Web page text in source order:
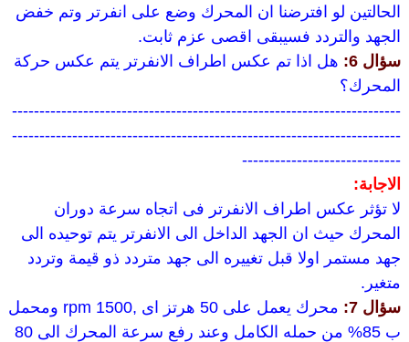
الحالتين لو افترضنا ان المحرك وضع على انفرتر وتم خفض
الجهد والتردد فسيبقى اقصى عزم ثابت.
سؤال 6:
هل اذا تم عكس اطراف الانفرتر يتم عكس حركة
المحرك؟
-----------------------------------------------------------------------
-----------------------------------------------------------------------
-----------------------------
الاجابة:
لا تؤثر عكس اطراف الانفرتر فى اتجاه سرعة دوران
المحرك حيث ان الجهد الداخل الى الانفرتر يتم توحيده الى
جهد مستمر اولا قبل تغييره الى جهد متردد ذو قيمة وتردد
متغير.
سؤال 7:
محرك يعمل على 50 هرتز اى ,1500 rpm ومحمل
ب 85% من حمله الكامل وعند رفع سرعة المحرك الى 80